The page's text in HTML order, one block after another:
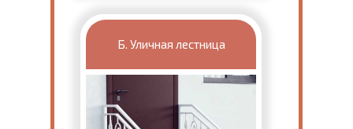
Б. Уличная лестница